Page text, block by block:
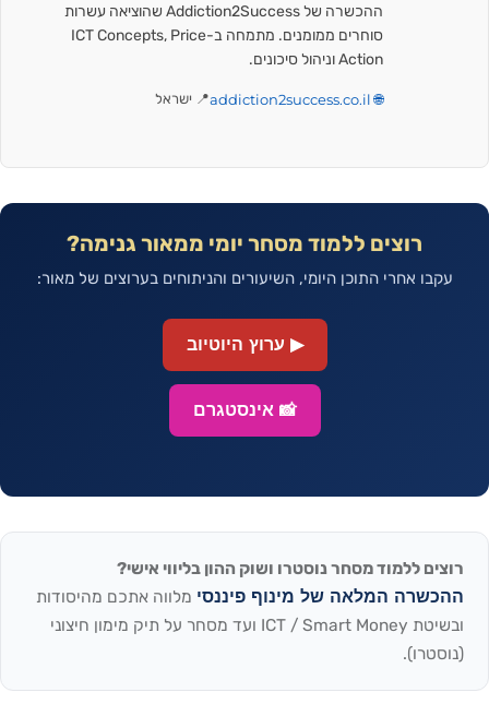
ההכשרה של Addiction2Success שהוציאה עשרות
סוחרים ממומנים. מתמחה ב-ICT Concepts, Price
Action וניהול סיכונים.
🌐 addiction2success.co.il 📍 ישראל
רוצים ללמוד מסחר יומי ממאור גנימה?
עקבו אחרי התוכן היומי, השיעורים והניתוחים בערוצים של מאור:
▶ ערוץ היוטיוב
📸 אינסטגרם
רוצים ללמוד מסחר נוסטרו ושוק ההון בליווי אישי?
ההכשרה המלאה של מינוף פיננסי מלווה אתכם מהיסודות
ובשיטת ICT / Smart Money ועד מסחר על תיק מימון חיצוני
(נוסטרו).